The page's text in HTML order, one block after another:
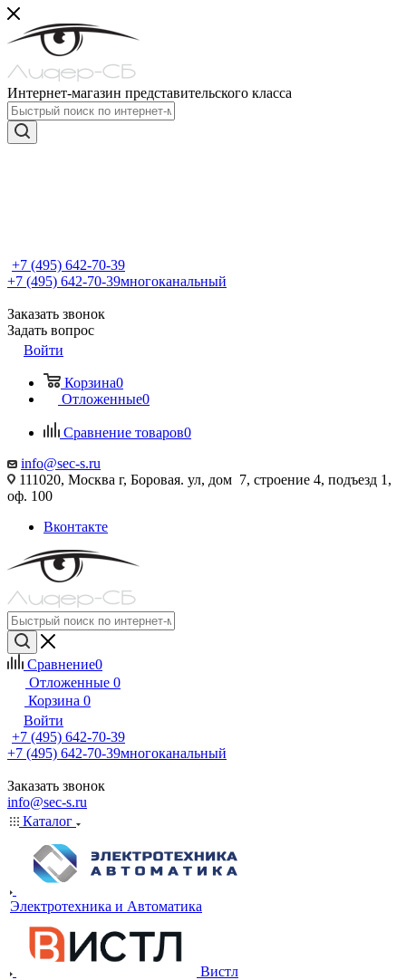
Интернет-магазин представительского класса
+7 (495) 642-70-39
+7 (495) 642-70-39многоканальный
Заказать звонок
Задать вопрос
Войти
Корзина0
Отложенные0
Сравнение товаров0
info@sec-s.ru
111020, Москва г, Боровая. ул, дом 7, строение 4, подъезд 1,
оф. 100
Вконтакте
Сравнение0
Отложенные 0
Корзина 0
Войти
+7 (495) 642-70-39
+7 (495) 642-70-39многоканальный
Заказать звонок
info@sec-s.ru
Каталог
Электротехника и Автоматика
Вистл